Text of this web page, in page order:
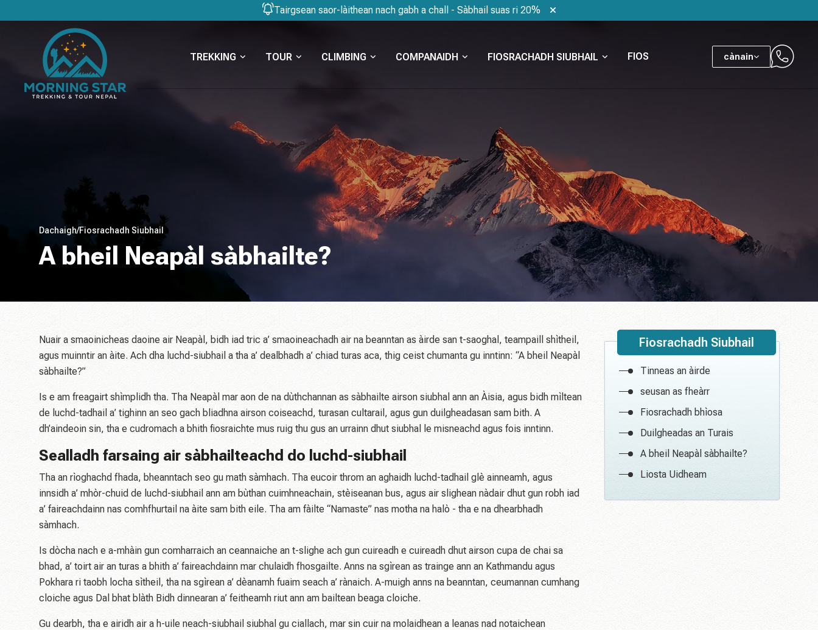
Tairgsean saor-làithean nach gabh a chall - Sàbhail suas ri 20%
TREKKING TOUR CLIMBING COMPANAIDH FIOSRACHADH SIUBHAIL FIOS cànain
Dachaigh/Fiosrachadh Siubhail
A bheil Neapàl sàbhailte?
Nuair a smaoinicheas daoine air Neapàl, bidh iad tric a’ smaoineachadh air na beanntan as àirde san t-saoghal, teampaill shìtheil,
agus muinntir an àite. Ach dha luchd-siubhail a tha a’ dealbhadh a’ chiad turas aca, thig ceist chumanta gu inntinn: “A bheil Neapàl
sàbhailte?”
Is e am freagairt shìmplidh tha. Tha Neapàl mar aon de na dùthchannan as sàbhailte airson siubhal ann an Àisia, agus bidh mìltean
de luchd-tadhail a’ tighinn an seo gach bliadhna airson coiseachd, turasan cultarail, agus gun duilgheadasan sam bith. A
dh’aindeoin sin, tha e cudromach a bhith fiosraichte mus ruig thu gus an urrainn dhut siubhal le misneachd agus fois inntinn.
Sealladh farsaing air sàbhailteachd do luchd-siubhail
Tha an rìoghachd fhada, bheanntach seo gu math sàmhach. Tha eucoir throm an aghaidh luchd-tadhail glè ainneamh, agus
innsidh a’ mhòr-chuid de luchd-siubhail ann am bùthan cuimhneachain, stèiseanan bus, agus air slighean nàdair dhut gun robh iad
a’ faireachdainn nas comhfhurtail na àite sam bith eile. Tha am fàilte “Namaste” nas motha na halò - tha e na dhearbhadh
sàmhach.
Is dòcha nach e a-mhàin gun comharraich an ceannaiche an t-slighe ach gun cuireadh e cuireadh dhut airson cupa de chai sa
bhad, a’ toirt air an turas a bhith a’ faireachdainn mar chulaidh fhosgailte. Anns na sgìrean as trainge ann an Kathmandu agus
Pokhara ri taobh locha sìtheil, tha na sgìrean a’ dèanamh fuaim seach a’ rànaich. A-muigh anns na beanntan, ceumannan cumhang
cloiche agus Dal bhat blàth Bidh dinnearan a’ feitheamh riut ann am bailtean beaga cloiche.
Gu dearbh, tha e airidh air a h-uile neach-siubhail siubhal gu ciallach, mar sin cuir na molaidhean a leanas nad notaichean
Fiosrachadh Siubhail
Tinneas an àirde
seusan as fheàrr
Fiosrachadh bhìosa
Duilgheadas an Turais
A bheil Neapàl sàbhailte?
Liosta Uidheam